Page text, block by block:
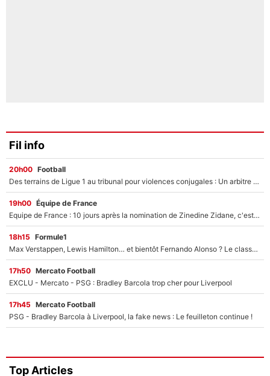
Fil info
20h00 Football
Des terrains de Ligue 1 au tribunal pour violences conjugales : Un arbitre français encourt une peine de 18 mois de prison !
19h00 Équipe de France
Equipe de France : 10 jours après la nomination de Zinedine Zidane, c'est au tour de son fils de prendre un nouveau départ !
18h15 Formule1
Max Verstappen, Lewis Hamilton… et bientôt Fernando Alonso ? Le classement des pilotes les mieux payés en Formule 1 risque de changer !
17h50 Mercato Football
EXCLU - Mercato - PSG : Bradley Barcola trop cher pour Liverpool
17h45 Mercato Football
PSG - Bradley Barcola à Liverpool, la fake news : Le feuilleton continue !
Top Articles